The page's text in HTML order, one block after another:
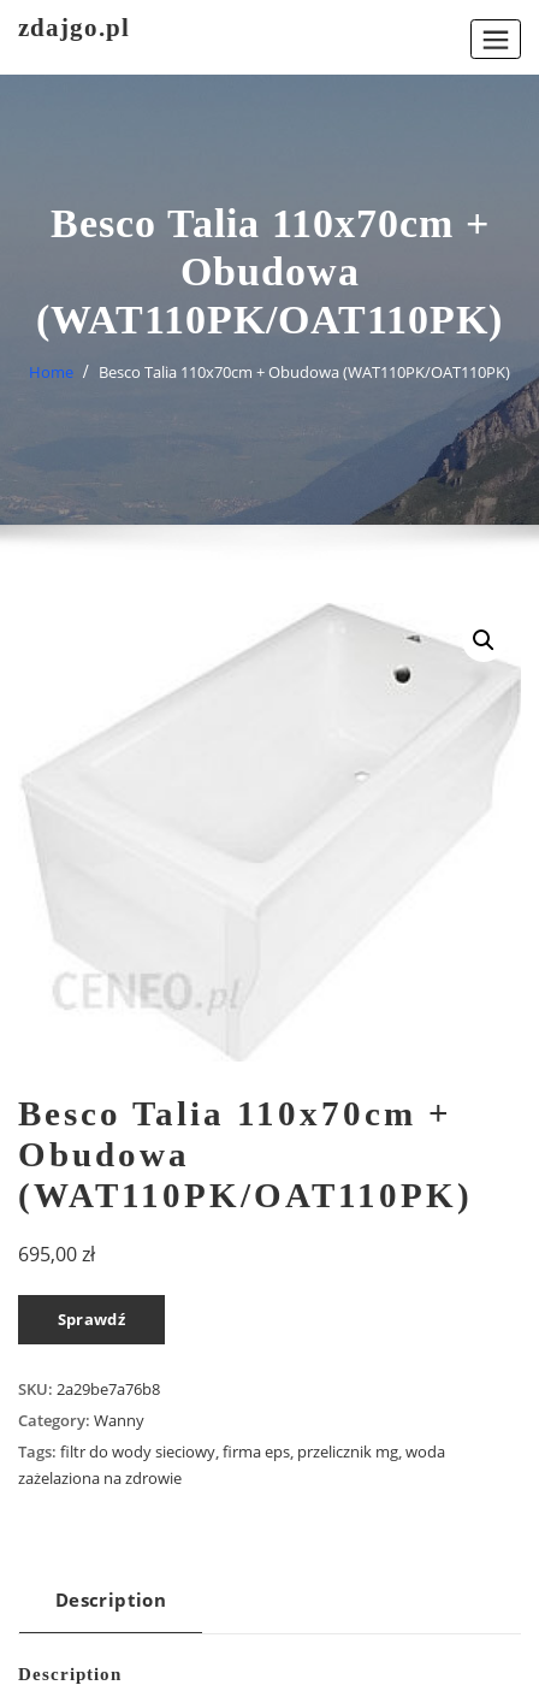
zdajgo.pl
Besco Talia 110x70cm +
Obudowa
(WAT110PK/OAT110PK)
Home Besco Talia 110x70cm + Obudowa (WAT110PK/OAT110PK)
Besco Talia 110x70cm +
Obudowa
(WAT110PK/OAT110PK)
695,00zł
Sprawdź
SKU: 2a29be7a76b8
Category: Wanny
Tags: filtr do wody sieciowy,firma eps, przelicznik mg,woda
zażelaziona na zdrowie
Description
Description